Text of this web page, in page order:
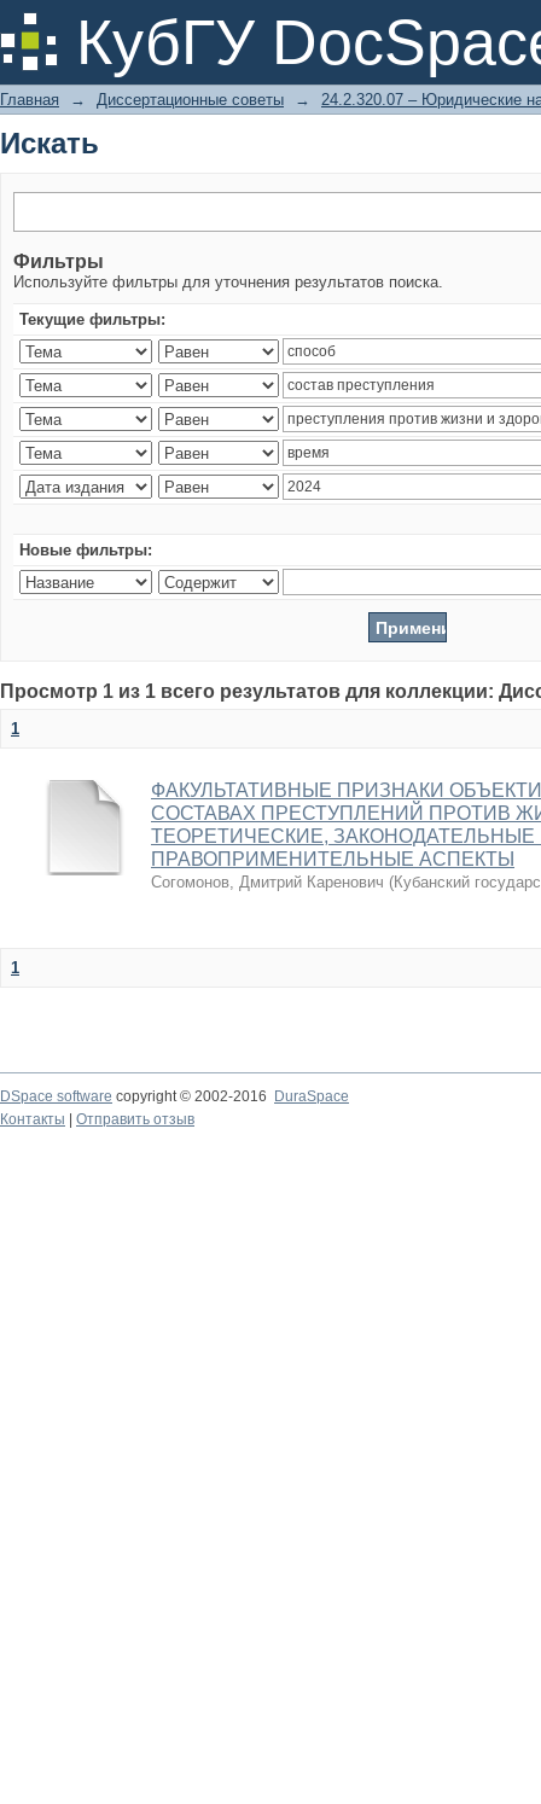
КубГУ
Искать
Главная → Диссертационные советы → 24.2.320.07 – Юридические
Искать
Фильтры
Используйте фильтры для уточнения результатов поиска.
Текущие фильтры:
Новые фильтры:
Просмотр 1 из 1 всего результатов для коллекции:
1
ФАКУЛЬТАТИВНЫЕ ПРИЗНАКИ
СОСТАВАХ ПРЕСТУПЛЕНИЙ ПРОТИВ
ТЕОРЕТИЧЕСКИЕ, ЗАКОНОДАТЕЛЬНЫЕ
ПРАВОПРИМЕНИТЕЛЬНЫЕ АСПЕКТЫ
Согомонов, Дмитрий Каренович (Кубанский
1
DSpace software copyright © 2002-2016
DuraSpace
Контакты
Отправить отзыв